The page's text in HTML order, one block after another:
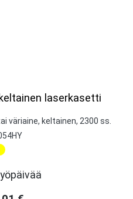
laserkasetti
väriaine, keltainen, 2300 ss.